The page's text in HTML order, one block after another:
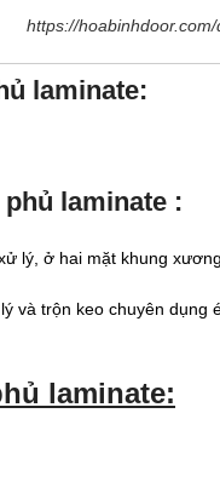
https://
laminate:
phủ laminate :
lý, ở hai mặt khung
và trộn keo chuyên
laminate: